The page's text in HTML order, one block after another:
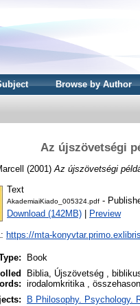
Browse by Author
Az újszövetségi
(2001) Az újszövetségi
Text
AkademiaiKiado_005324.pdf -
Download (142MB)
Preview
https://mta-
Book
Biblia, Újszövetség ,
irodalomkritika ,
B Philosophy. Psychology.